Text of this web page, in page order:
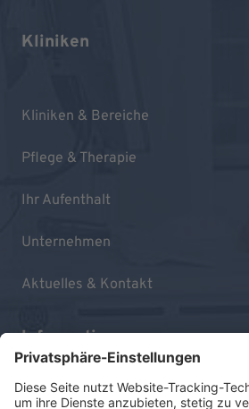
Kliniken
Kliniken & Bereiche
Pflege & Therapie
Ihr Aufenthalt
Unternehmen
Aktuelles & Kontakt
Informationen